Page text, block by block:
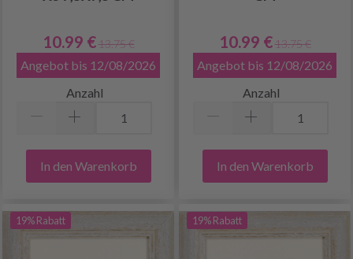
10.99 € 13.75 €
Angebot bis 12/08/2026
Anzahl
In den Warenkorb
10.99 € 13.75 €
Angebot bis 12/08/2026
Anzahl
In den Warenkorb
19% Rabatt 19% Rabatt